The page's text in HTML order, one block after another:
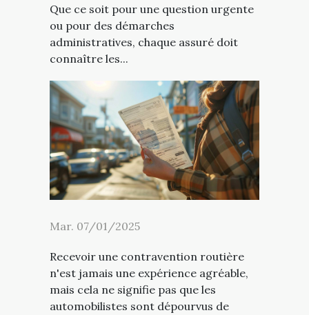
Que ce soit pour une question urgente
ou pour des démarches
administratives, chaque assuré doit
connaître les...
Mar. 07/01/2025
Recevoir une contravention routière
n'est jamais une expérience agréable,
mais cela ne signifie pas que les
automobilistes sont dépourvus de